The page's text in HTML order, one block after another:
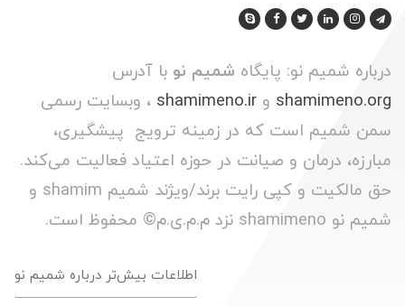
درباره شمیم نو: پایگاه شمیم نو با آدرس
shamimeno.org و shamimeno.ir ، وبسایت رسمی
سمن شمیم است که در زمینه ترویج پیشگیری،
مبارزه، درمان و صیانت در حوزه اعتیاد فعالیت می‌کند.
حق مالکیت و کپی رایت برند/ویژند شمیم shamim و
شمیم نو shamimeno نزد م.م.ی.م© محفوظ است.
اطلاعات بیش‌تر درباره شمیم نو